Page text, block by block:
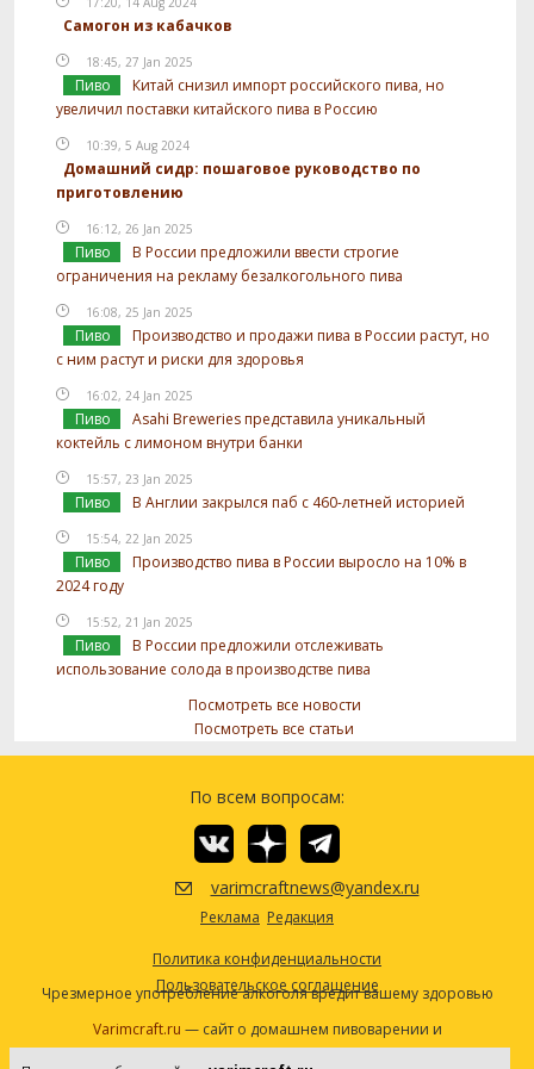
Самогон из кабачков
18:45, 27 Jan 2025
Пиво
Китай снизил импорт российского пива, но
увеличил поставки китайского пива в Россию
10:39, 5 Aug 2024
Домашний сидр: пошаговое руководство по
приготовлению
16:12, 26 Jan 2025
Пиво
В России предложили ввести строгие
ограничения на рекламу безалкогольного пива
16:08, 25 Jan 2025
Пиво
Производство и продажи пива в России растут, но
с ним растут и риски для здоровья
16:02, 24 Jan 2025
Пиво
Asahi Breweries представила уникальный
коктейль с лимоном внутри банки
15:57, 23 Jan 2025
Пиво В Англии закрылся паб с 460-летней историей
15:54, 22 Jan 2025
Пиво
Производство пива в России выросло на 10% в
2024 году
15:52, 21 Jan 2025
Пиво
В России предложили отслеживать
использование солода в производстве пива
Посмотреть все новости
Посмотреть все статьи
По всем вопросам:
varimcraftnews@yandex.ru
Реклама Редакция
Политика конфиденциальности
Пользовательское соглашение
Чрезмерное употребление алкоголя вредит вашему здоровью
Varimcraft.ru — сайт о домашнем пивоварении и
самогоноварении.